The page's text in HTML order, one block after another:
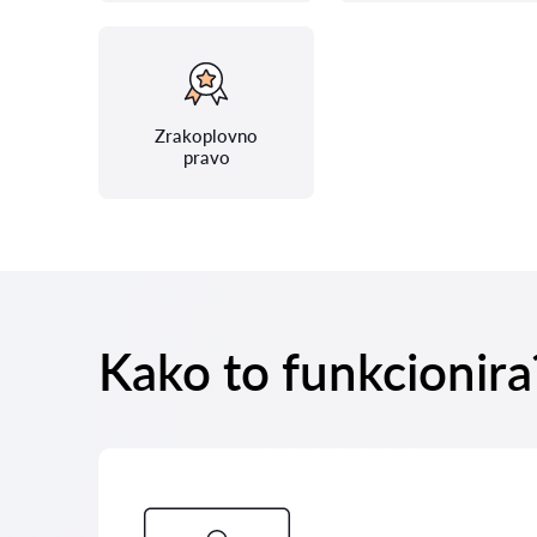
Zrakoplovno
pravo
Kako to